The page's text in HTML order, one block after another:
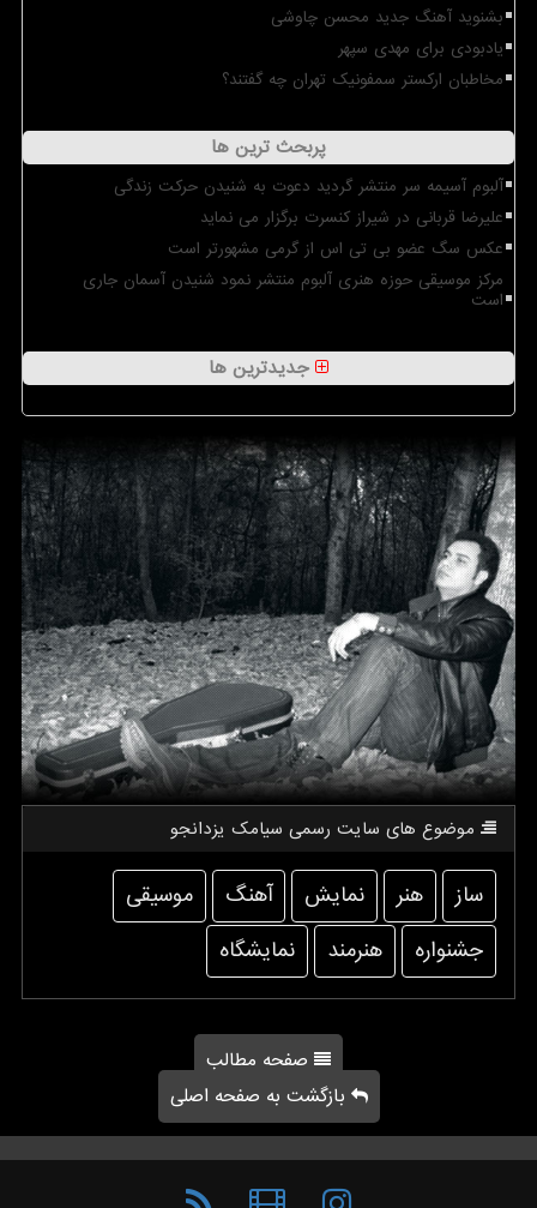
بشنوید آهنگ جدید محسن چاوشی
یادبودی برای مهدی سپهر
مخاطبان ارکستر سمفونیک تهران چه گفتند؟
پربحث ترین ها
آلبوم آسیمه سر منتشر گردید دعوت به شنیدن حرکت زندگی
علیرضا قربانی در شیراز کنسرت برگزار می نماید
عکس سگ عضو بی تی اس از گرمی مشهورتر است
مرکز موسیقی حوزه هنری آلبوم منتشر نمود شنیدن آسمان جاری
است
جدیدترین ها
موضوع های سایت رسمی سیامك یزدانجو
ساز هنر نمایش آهنگ
موسیقی
جشنواره
هنرمند نمایشگاه
صفحه مطالب
بازگشت به صفحه اصلی